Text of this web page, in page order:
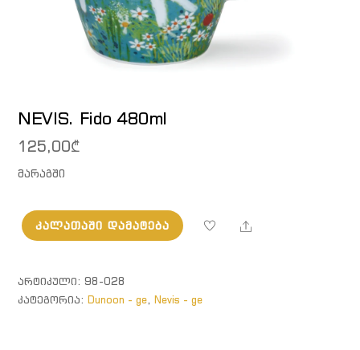
NEVIS. Fido 480ml
125,00₾
მარაგში
რაოდენობა:
480ml
ᲙᲐᲚᲐᲗᲐᲨᲘ ᲓᲐᲛᲐᲢᲔᲑᲐ Share
ᲐᲠᲢᲘᲙᲣᲚᲘ:98-028
ᲙᲐᲢᲔᲒᲝᲠᲘᲐ:Dunoon - ge,Nevis - ge